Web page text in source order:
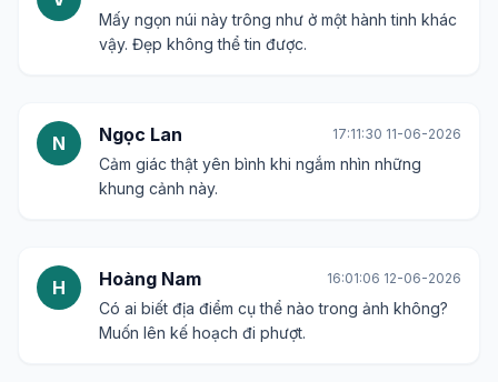
Mấy ngọn núi này trông như ở một hành tinh khác
vậy. Đẹp không thể tin được.
N Ngọc Lan 17:11:30 11-06-2026
Cảm giác thật yên bình khi ngắm nhìn những
khung cảnh này.
H Hoàng Nam 16:01:06 12-06-2026
Có ai biết địa điểm cụ thể nào trong ảnh không?
Muốn lên kế hoạch đi phượt.